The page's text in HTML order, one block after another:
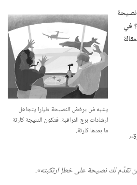
يشبه مَن يرفض النصيحة طيارا يتجاهل
ارشادات برج المراقبة.‏ فتكون النتيجة كارثة
ما بعدها كارثة.‏
في
تقدَّم لك نصيحة على خطإ ارتكبته».‏